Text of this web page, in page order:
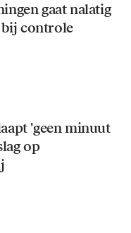
gaat nalatig
controle
'geen minuut
op